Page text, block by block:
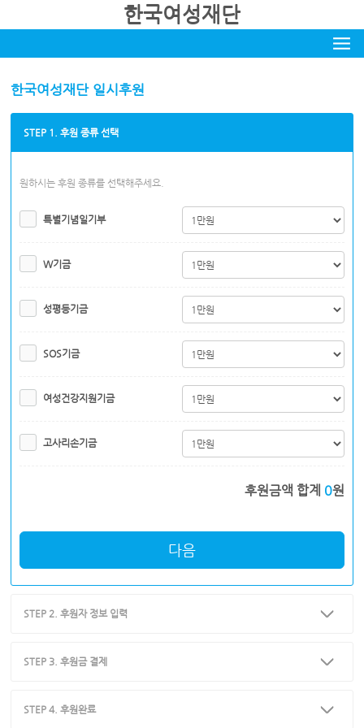
한국여성재단
한국여성재단 일시후원
STEP 1. 후원 종류 선택
원하시는 후원 종류를 선택해주세요.
특별기념일기부
W기금
성평등기금
SOS기금
여성건강지원기금
고사리손기금
후원금액 합계 0원
다음
STEP 2. 후원자 정보 입력
STEP 3. 후원금 결제
STEP 4. 후원완료